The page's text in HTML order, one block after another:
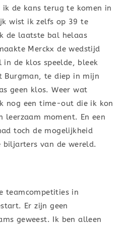
ik de kans terug te komen in
wist ik zelfs op 39 te
de laatste bal helaas
Merckx de wedstijd
de klos speelde, bleek
te diep in mijn
geen klos. Weer wat
nog een time-out die ik kon
leerzaam moment. En een
toch de mogelijkheid
biljarters van de wereld.
teamcompetities in
Er zijn geen
geweest. Ik ben alleen